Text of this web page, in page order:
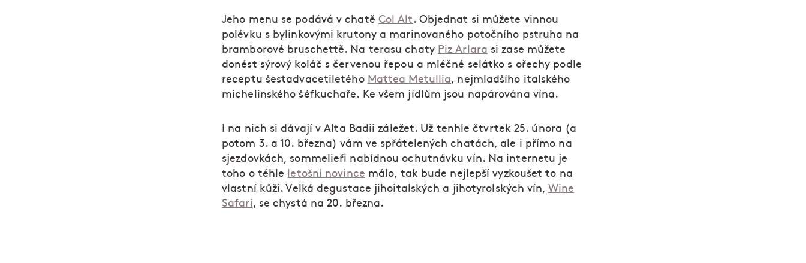
Jeho menu se podává v chatě Col Alt . Objednat si můžete vinnou
polévku s bylinkovými krutony a marinovaného potočního pstruha na
bramborové bruschettě. Na terasu chaty Piz Arlara si zase můžete
donést sýrový koláč s červenou řepou a mléčné selátko s ořechy podle
receptu šestadvacetiletého Mattea Metullia, nejmladšího italského
michelinského šéfkuchaře. Ke všem jídlům jsou napárována vína.
I na nich si dávají v Alta Badii záležet. Už tenhle čtvrtek 25. února (a
potom 3. a 10. března) vám ve spřátelených chatách, ale i přímo na
sjezdovkách, sommelieři nabídnou ochutnávku vín. Na internetu je
toho o téhle
letošní novince málo, tak bude nejlepší vyzkoušet to na
vlastní kůži. Velká degustace jihoitalských a jihotyrolských vín, Wine
Safari, se chystá na 20. března.